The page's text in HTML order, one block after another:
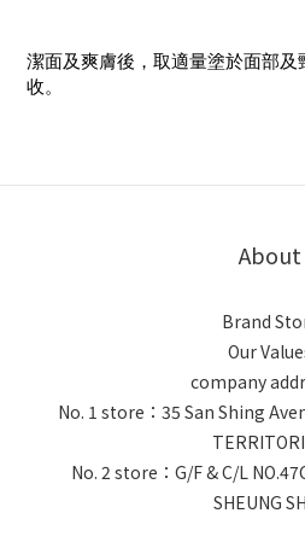
潔面及爽膚後，取適量塗於面部及
收。
About
Brand
Our
company
No. 1 store：35 San Shing
No. 2 store：G/F & C/L
SHEUNG